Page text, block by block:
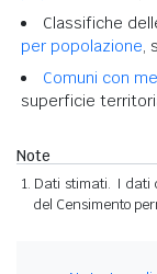
Classifiche
per popolazione,
Comuni con
superficie
Note
Dati stimati. I dati
del Censimento